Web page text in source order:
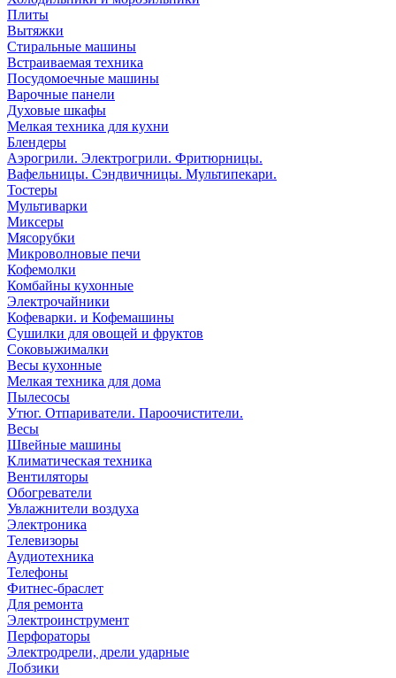
Плиты
Вытяжки
Стиральные машины
Встраиваемая техника
Посудомоечные машины
Варочные панели
Духовые шкафы
Мелкая техника для кухни
Блендеры
Аэрогрили. Электрогрили. Фритюрницы.
Вафельницы. Сэндвичницы. Мультипекари.
Тостеры
Мультиварки
Миксеры
Мясорубки
Микроволновые печи
Кофемолки
Комбайны кухонные
Электрочайники
Кофеварки. и Кофемашины
Сушилки для овощей и фруктов
Соковыжималки
Весы кухонные
Мелкая техника для дома
Пылесосы
Утюг. Отпариватели. Пароочистители.
Весы
Швейные машины
Климатическая техника
Вентиляторы
Обогреватели
Увлажнители воздуха
Электроника
Телевизоры
Аудиотехника
Телефоны
Фитнес-браслет
Для ремонта
Электроинструмент
Перфораторы
Электродрели, дрели ударные
Лобзики